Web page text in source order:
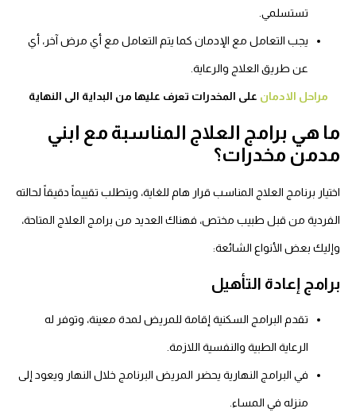
تستسلمي.
يجب التعامل مع الإدمان كما يتم التعامل مع أي مرض آخر، أي
عن طريق العلاج والرعاية.
مراحل الادمان على المخدرات تعرف عليها من البداية الى النهاية
ما هي برامج العلاج المناسبة مع ابني
مدمن مخدرات؟
اختيار برنامج العلاج المناسب قرار هام للغاية، ويتطلب تقييماً دقيقاً لحالته
الفردية من قبل طبيب مختص، فهناك العديد من برامج العلاج المتاحة،
وإليك بعض الأنواع الشائعة:
برامج إعادة التأهيل
تقدم البرامج السكنية إقامة للمريض لمدة معينة، وتوفر له
الرعاية الطبية والنفسية اللازمة.
في البرامج النهارية يحضر المريض البرنامج خلال النهار ويعود إلى
منزله في المساء.